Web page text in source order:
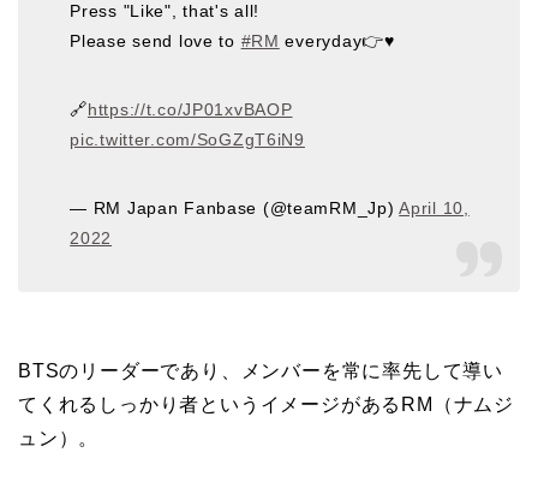
Press "Like", that's all!
Please send love to #RM everyday👉♥️
🔗https://t.co/JP01xvBAOP
pic.twitter.com/SoGZgT6iN9
— RM Japan Fanbase (@teamRM_Jp)April 10,
2022
BTSのリーダーであり、メンバーを常に率先して導い
てくれるしっかり者というイメージがあるRM（ナムジ
ュン）。